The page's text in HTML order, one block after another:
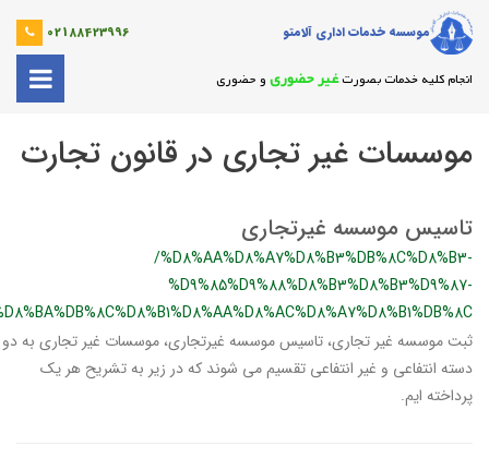
موسسه خدمات اداری آلامتو 02188423996
انجام کلیه خدمات بصورتغیر حضوریو حضوری
موسسات غیر تجاری در قانون تجارت
تاسیس موسسه غیرتجاری
/%D8%AA%D8%A7%D8%B3%DB%8C%D8%B3-
%D9%85%D9%88%D8%B3%D8%B3%D9%87-
%D8%BA%DB%8C%D8%B1%D8%AA%D8%AC%D8%A7%D8%B1%DB%8C
ثبت موسسه غیر تجاری، تاسیس موسسه غیرتجاری، موسسات غیر تجاری به دو
دسته انتفاعی و غیر انتفاعی تقسیم می شوند که در زیر به تشریح هر یک
پرداخته ایم.